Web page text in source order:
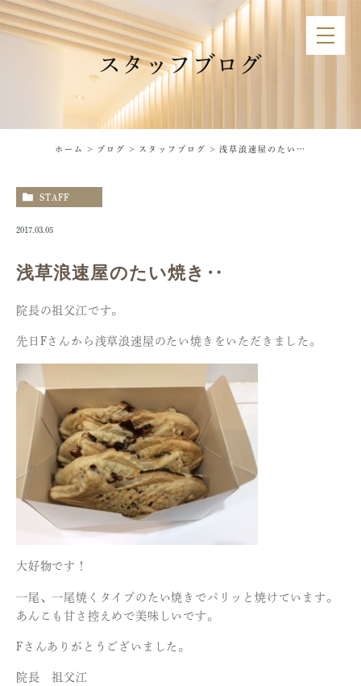
スタッフブログ
ホーム ブログ スタッフブログ 浅草浪速屋のたい焼き‥
STAFF
2017.03.05
浅草浪速屋のたい焼き‥
院長の祖父江です。
先日Fさんから浅草浪速屋のたい焼きをいただきました。
大好物です！
一尾、一尾焼くタイプのたい焼きでパリッと焼けています。
あんこも甘さ控えめで美味しいです。
Fさんありがとうございました。
院長 祖父江